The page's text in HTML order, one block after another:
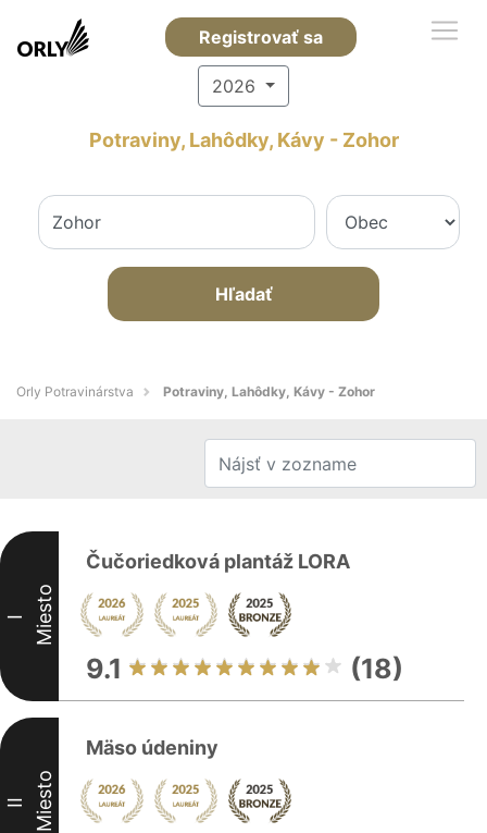
Registrovať sa
2026
Potraviny, Lahôdky, Kávy - Zohor
Hľadať
Orly Potravinárstva Potraviny, Lahôdky, Kávy - Zohor
I Miesto
Čučoriedková plantáž LORA
9.1 (18)
II Miesto
Mäso údeniny